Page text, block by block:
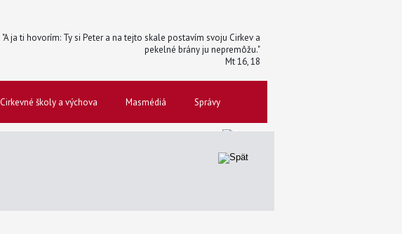
"A ja ti hovorím: Ty si Peter a na tejto skale postavím svoju Cirkev a
pekelné brány ju nepremôžu."
Mt 16, 18
Cirkevné školy a výchova Masmédiá Správy